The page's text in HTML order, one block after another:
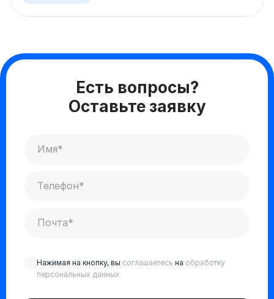
Есть вопросы?
Оставьте заявку
Нажимая на кнопку, вы соглашаетесь на обработку
персональных данных